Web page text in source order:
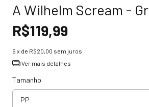
A Wilhelm Scream -
R$119,99
6 x de R$20,00 sem juros
Ver mais detalhes
Tamanho